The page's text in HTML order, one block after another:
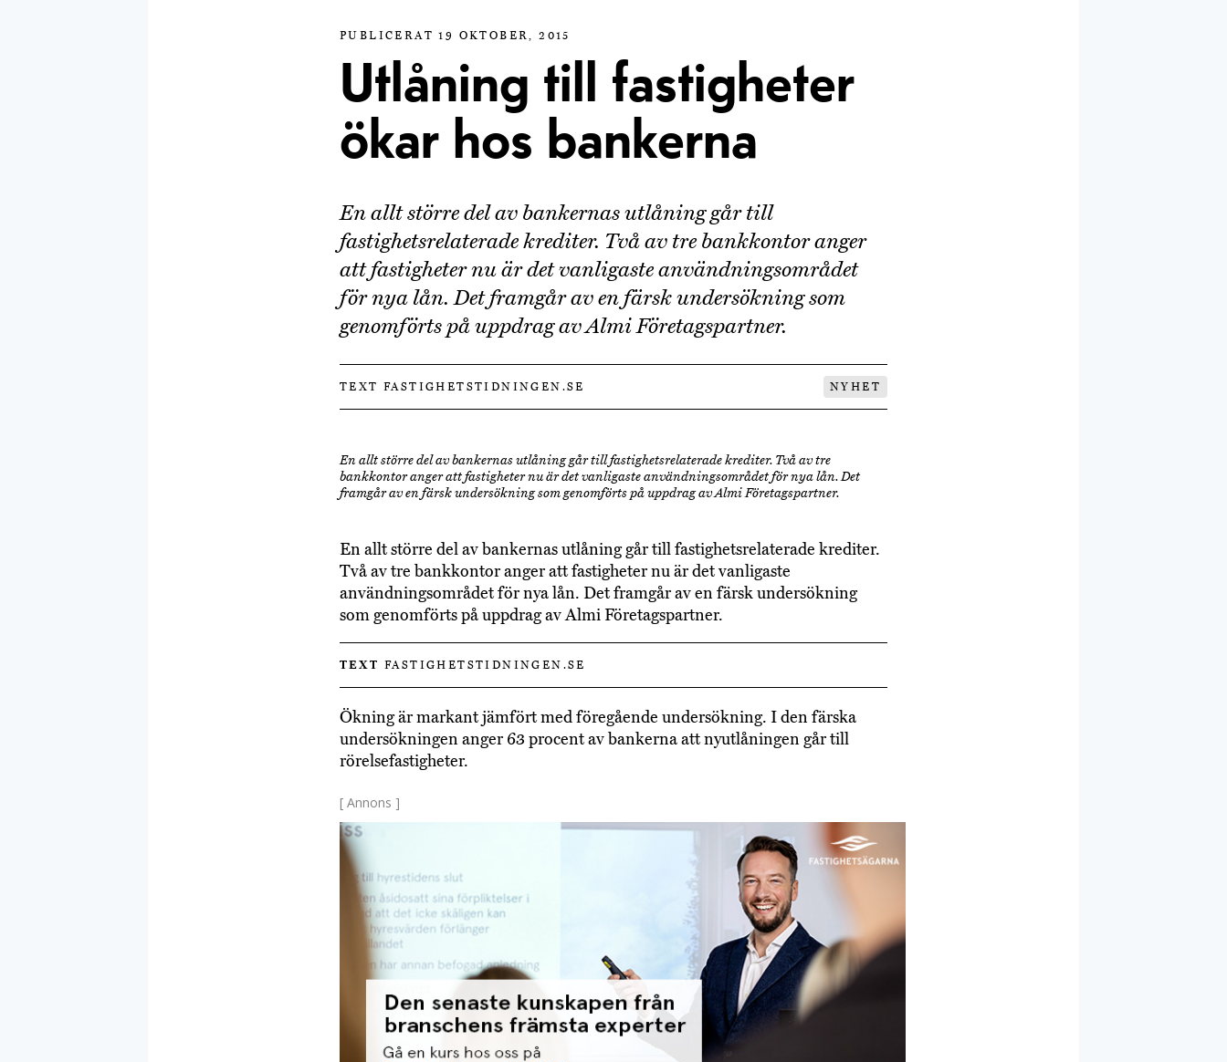
PUBLICERAT 19 OKTOBER, 2015
Utlåning till fastigheter
ökar hos bankerna
En allt större del av bankernas utlåning går till
fastighetsrelaterade krediter. Två av tre bankkontor anger
att fastigheter nu är det vanligaste användningsområdet
för nya lån. Det framgår av en färsk undersökning som
genomförts på uppdrag av Almi Företagspartner.
TEXT FASTIGHETSTIDNINGEN.SE NYHET
En allt större del av bankernas utlåning går till fastighetsrelaterade krediter. Två av tre
bankkontor anger att fastigheter nu är det vanligaste användningsområdet för nya lån. Det
framgår av en färsk undersökning som genomförts på uppdrag av Almi Företagspartner.
En allt större del av bankernas utlåning går till fastighetsrelaterade krediter.
Två av tre bankkontor anger att fastigheter nu är det vanligaste
användningsområdet för nya lån. Det framgår av en färsk undersökning
som genomförts på uppdrag av Almi Företagspartner.
TEXT FASTIGHETSTIDNINGEN.SE
Ökning är markant jämfört med föregående undersökning. I den färska
undersökningen anger 63 procent av bankerna att nyutlåningen går till
rörelsefastigheter.
[ Annons ]